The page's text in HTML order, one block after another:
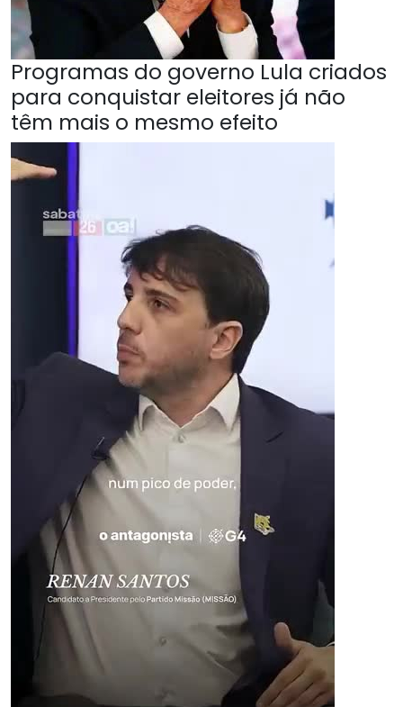
Programas do governo Lula criados
para conquistar eleitores já não
têm mais o mesmo efeito